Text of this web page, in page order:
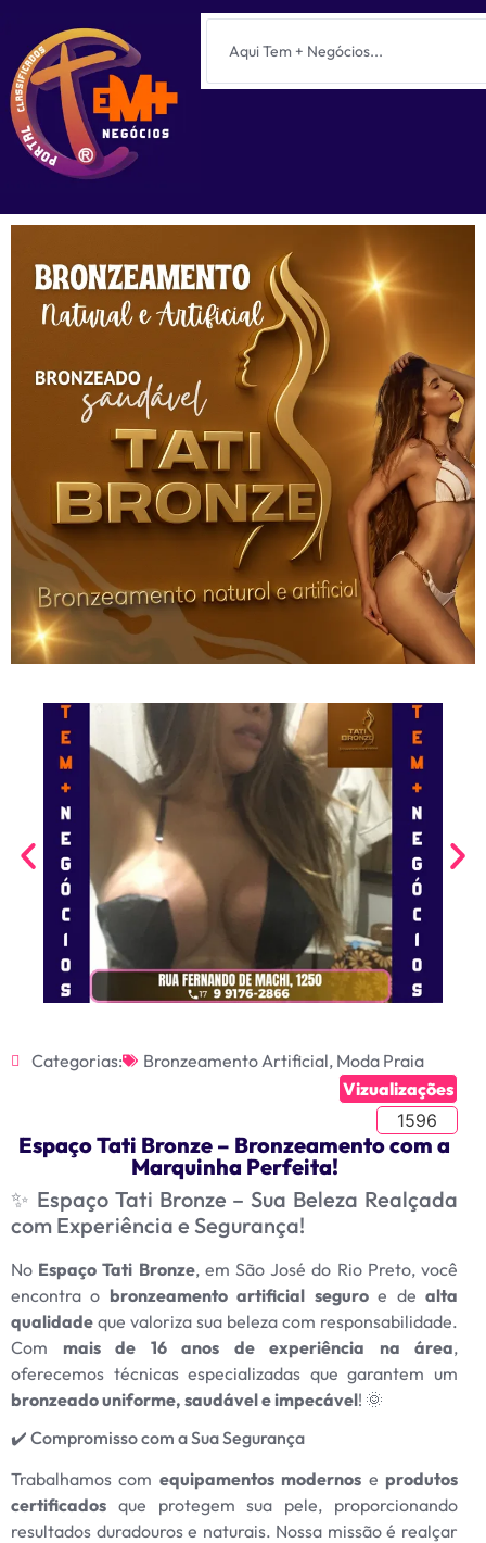
Categorias: Bronzeamento Artificial, Moda Praia
Vizualizações
1596
Espaço Tati Bronze – Bronzeamento com a
Marquinha Perfeita!
✨ Espaço Tati Bronze – Sua Beleza Realçada
com Experiência e Segurança!
No Espaço Tati Bronze, em São José do Rio Preto, você
encontra o bronzeamento artificial seguroe dealta
qualidade que valoriza sua beleza com responsabilidade.
Com mais de 16 anos de experiência na área,
oferecemos técnicas especializadas que garantem um
bronzeado uniforme, saudável e impecável! 🌞
✔️ Compromisso com a Sua Segurança
Trabalhamos com equipamentos modernos e produtos
certificados que protegem sua pele, proporcionando
resultados duradouros e naturais. Nossa missão é realçar